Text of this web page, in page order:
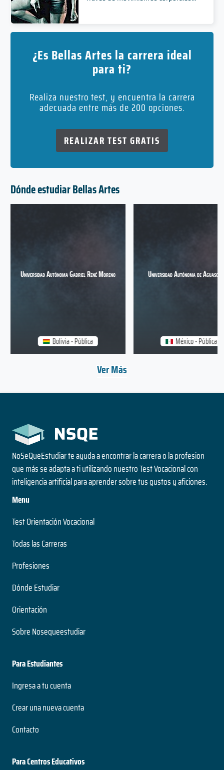
¿Es Bellas Artes la carrera ideal
para ti?
Realiza nuestro test, y encuentra la carrera
adecuada entre más de 200 opciones.
REALIZAR TEST GRATIS
Dónde estudiar Bellas Artes
Bolivia - Pública
Universidad Autónoma Gabriel René Moreno
México - Pública
Universidad Autónoma de
Ver Más
NoSeQueEstudiar te ayuda a encontrar la carrera o la profesion
que más se adapta a ti utilizando nuestro Test Vocacional con
inteligencia artificial para aprender sobre tus gustos y aficiones.
Menu
Test Orientación Vocacional
Todas las Carreras
Profesiones
Dónde Estudiar
Orientación
Sobre Nosequeestudiar
Para Estudiantes
Ingresa a tu cuenta
Crear una nueva cuenta
Contacto
Para Centros Educativos